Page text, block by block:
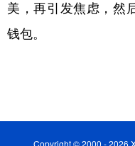
美，再引发焦虑，然
钱包。
Copyright © 2000 - 2026